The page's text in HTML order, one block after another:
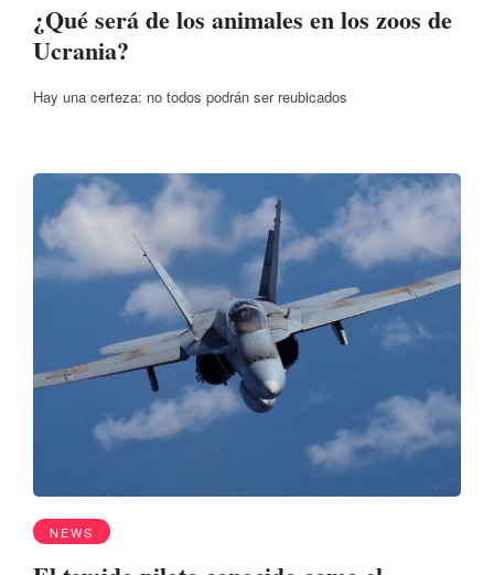
¿Qué será de los animales en los zoos de
Ucrania?
Hay una certeza: no todos podrán ser reubicados
NEWS